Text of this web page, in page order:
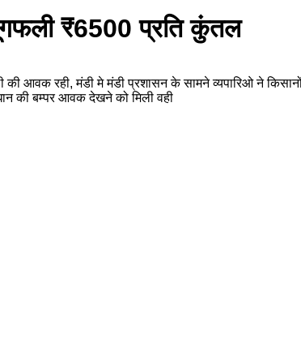
₹6500 प्रति कुंतल
आवक रही, मंडी मे मंडी प्रशासन के सामने व्यपारिओ ने
की बम्पर आवक देखने को मिली वही